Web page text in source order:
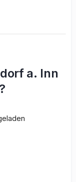
a. Inn